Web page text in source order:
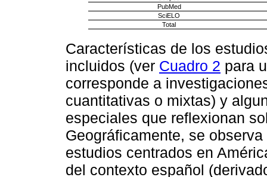
PubMed
SciELO
Total
Características de los
incluidos (ver Cuadro 2 para
corresponde a
cuantitativas o mixtas) y
especiales que reflexionan
Geográficamente, se
estudios centrados en
del contexto español